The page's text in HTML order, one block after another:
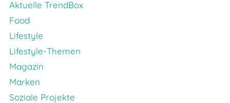
Aktuelle TrendBox
Food
Lifestyle
Lifestyle-Themen
Magazin
Marken
Soziale Projekte